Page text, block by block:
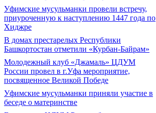
Уфимские мусульманки провели встречу,
приуроченную к наступлению 1447 года по
Хиджре
В домах престарелых Республики
Башкортостан отметили «Курбан-Байрам»
Молодежный клуб «Джамаль» ЦДУМ
России провел в г.Уфа мероприятие,
посвященное Великой Победе
Уфимские мусульманки приняли участие в
беседе о материнстве